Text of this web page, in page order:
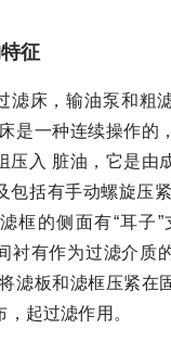
征
滤床，输油泵和粗
是一种连续操作的
压入 脏油，它是由
包括有手动螺旋压
框的侧面有“耳子
衬有作为过滤介质
滤板和滤框压紧在
起过滤作用。